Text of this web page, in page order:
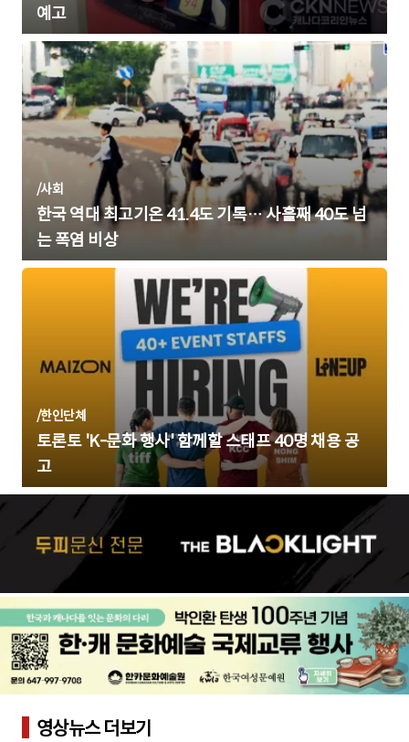
예고
/사회
한국 역대 최고기온 41.4도 기록… 사흘째 40도 넘
는 폭염 비상
/한인단체
토론토 'K-문화 행사' 함께할 스태프 40명 채용 공
고
영상뉴스 더보기